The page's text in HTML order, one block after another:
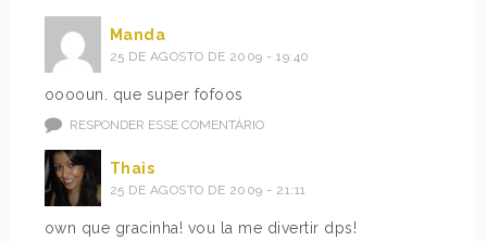
Manda
25 DE AGOSTO DE 2009 - 19:40
ooooun. que super fofoos
RESPONDER ESSE COMENTÁRIO
Thais
25 DE AGOSTO DE 2009 - 21:11
own que gracinha! vou la me divertir dps!